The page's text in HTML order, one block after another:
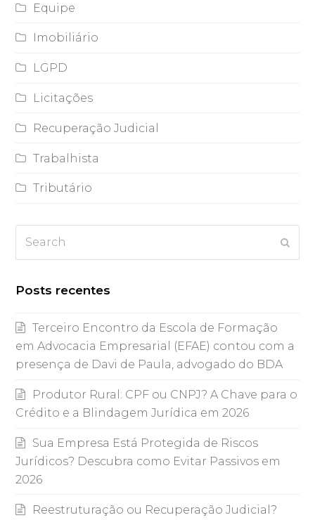
Equipe
Imobiliário
LGPD
Licitações
Recuperação Judicial
Trabalhista
Tributário
Posts recentes
Terceiro Encontro da Escola de Formação
em Advocacia Empresarial (EFAE) contou com a
presença de Davi de Paula, advogado do BDA
Produtor Rural: CPF ou CNPJ? A Chave para o
Crédito e a Blindagem Jurídica em 2026
Sua Empresa Está Protegida de Riscos
Jurídicos? Descubra como Evitar Passivos em
2026
Reestruturação ou Recuperação Judicial?